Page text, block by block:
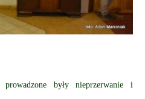
były nieprzerwanie i